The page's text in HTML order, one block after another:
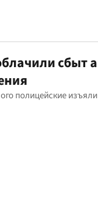
полицейские